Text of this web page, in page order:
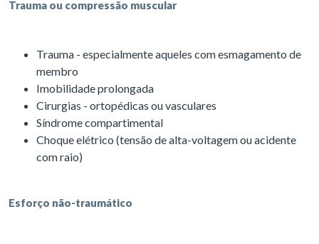
Trauma ou compressão muscular
Trauma - especialmente aqueles com esmagamento de
membro
Imobilidade prolongada
Cirurgias - ortopédicas ou vasculares
Síndrome compartimental
Choque elétrico (tensão de alta-voltagem ou acidente
com raio)
Esforço não-traumático